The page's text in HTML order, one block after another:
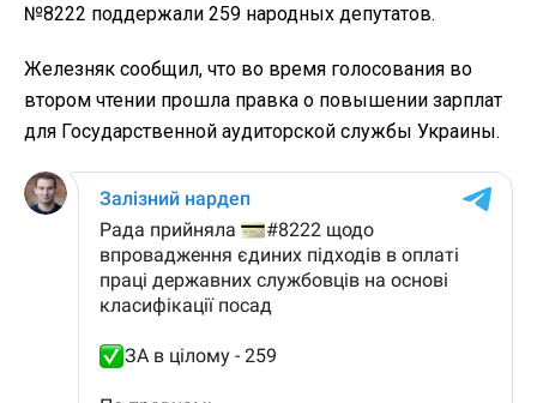
№8222 поддержали 259 народных депутатов.
Железняк сообщил, что во время голосования во
втором чтении прошла правка о повышении зарплат
для Государственной аудиторской службы Украины.